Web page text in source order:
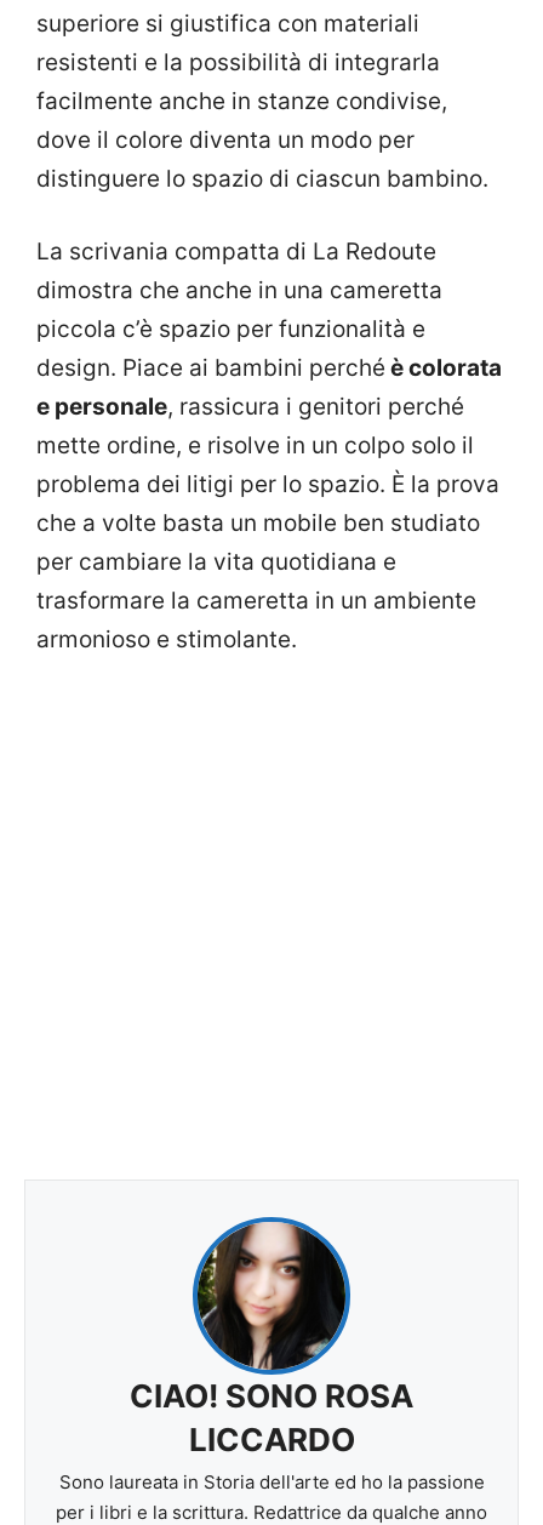
superiore si giustifica con materiali
resistenti e la possibilità di integrarla
facilmente anche in stanze condivise,
dove il colore diventa un modo per
distinguere lo spazio di ciascun bambino.
La scrivania compatta di La Redoute
dimostra che anche in una cameretta
piccola c’è spazio per funzionalità e
design. Piace ai bambini perché è colorata
e personale, rassicura i genitori perché
mette ordine, e risolve in un colpo solo il
problema dei litigi per lo spazio. È la prova
che a volte basta un mobile ben studiato
per cambiare la vita quotidiana e
trasformare la cameretta in un ambiente
armonioso e stimolante.
CIAO! SONO ROSA
LICCARDO
Sono laureata in Storia dell'arte ed ho la passione
per i libri e la scrittura. Redattrice da qualche anno